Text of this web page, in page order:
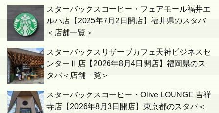
スターバックスコーヒー・フェアモール福井エ
ルパ店【2025年7月2日開店】福井県のスタバ
＜店舗一覧＞
スターバックスリザーブカフェ天神ビジネスセ
ンターⅡ店【2026年8月4日開店】福岡県のス
タバ＜店舗一覧＞
スターバックスコーヒー・Olive LOUNGE 吉祥
寺店【2026年8月3日開店】東京都のスタバ＜